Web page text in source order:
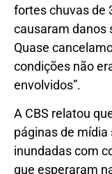
fortes chuvas de
causaram danos
Quase
condições não
envolvidos”.
A CBS relatou
páginas de
inundadas com
que esperaram